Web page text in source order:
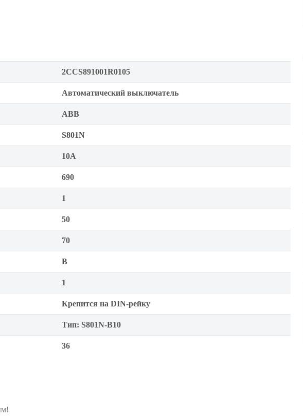
2CCS891001R0105
Автоматический выключатель
ABB
S801N
10А
690
1
50
70
B
1
Крепится на DIN-рейку
Тип: S801N-B10
36